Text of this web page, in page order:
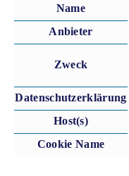
Name
Anbieter
Zweck
Datenschutzerklärung
Host(s)
Cookie Name